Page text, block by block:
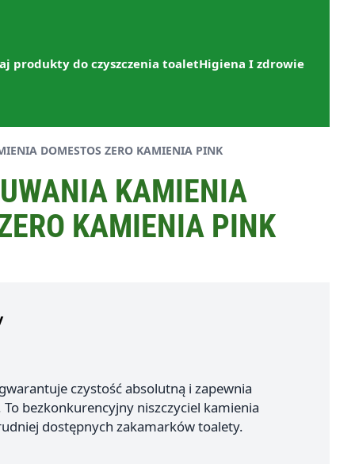
produkty do czyszczenia toaletHigiena I zdrowie
DOMESTOS ZERO KAMIENIA PINK
KAMIENIA
KAMIENIA PINK
czystość absolutną i zapewnia
bezkonkurencyjny niszczyciel kamienia
dostępnych zakamarków toalety.